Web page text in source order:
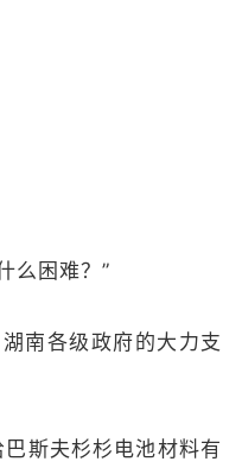
么困难？”
南各级政府的大力支
斯夫杉杉电池材料有